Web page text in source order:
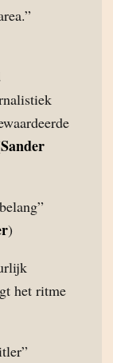
Sander
)
het ritme